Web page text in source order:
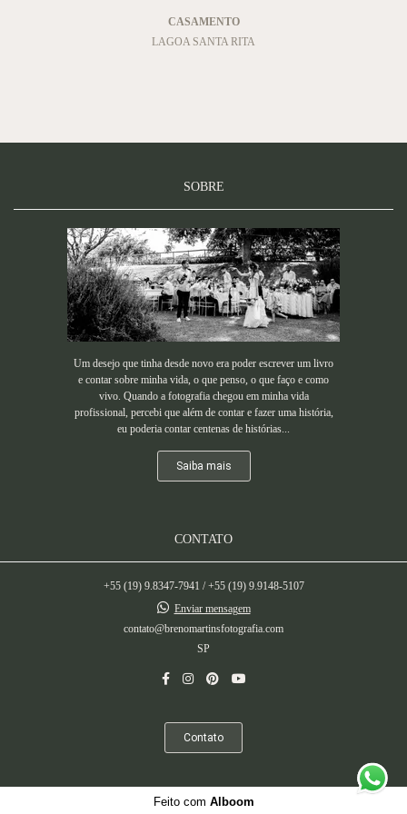
CASAMENTO
LAGOA SANTA RITA
SOBRE
Um desejo que tinha desde novo era poder escrever um livro
e contar sobre minha vida, o que penso, o que faço e como
vivo. Quando a fotografia chegou em minha vida
profissional, percebi que além de contar e fazer uma história,
eu poderia contar centenas de histórias...
Saiba mais
CONTATO
+55 (19) 9.8347-7941 / +55 (19) 9.9148-5107
Enviar mensagem
contato@brenomartinsfotografia.com
SP
Contato
Feito com Alboom